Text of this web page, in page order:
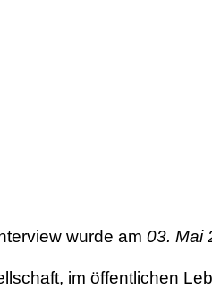
wurde am 03. Mai
im öffentlichen